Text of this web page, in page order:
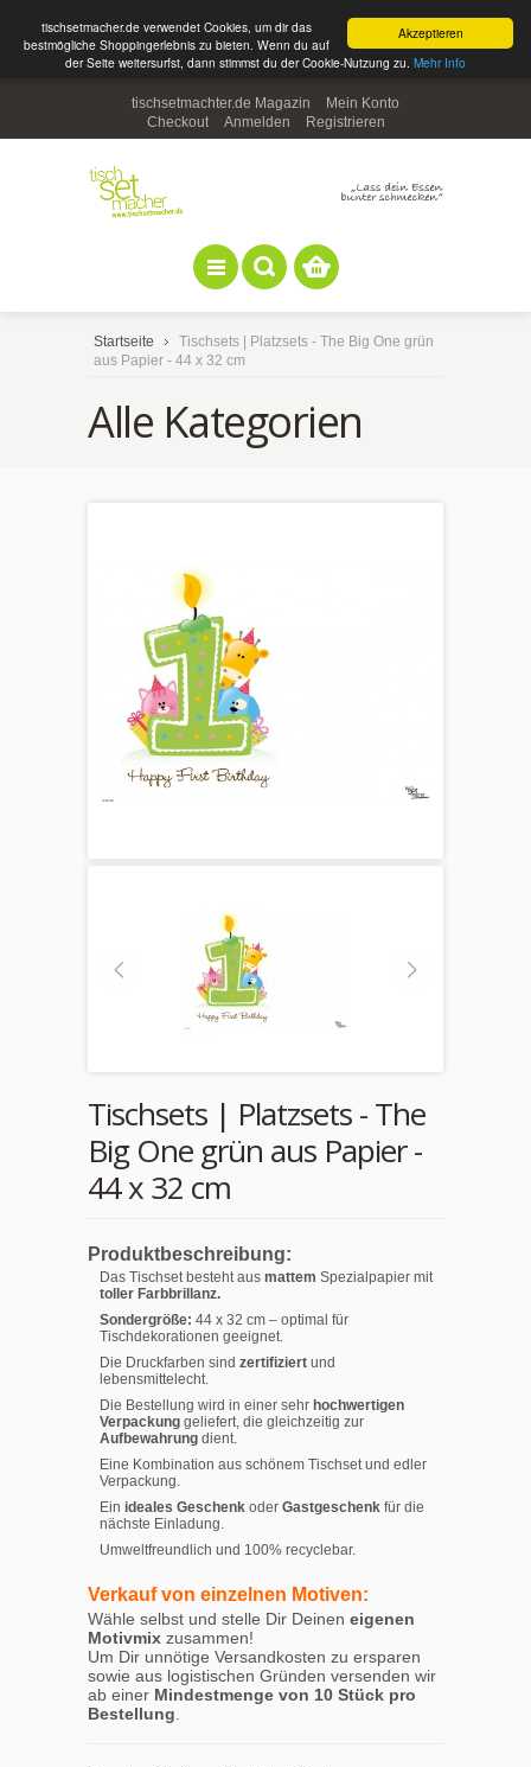
Akzeptieren
tischsetmacher.de verwendet Cookies, um dir das
bestmögliche Shoppingerlebnis zu bieten. Wenn du auf
der Seite weitersurfst, dann stimmst du der Cookie-Nutzung zu. Mehr Info
tischsetmachter.de Magazin
Mein Konto
Checkout
Anmelden Registrieren
Startseite
Tischsets | Platzsets - The Big One grün
aus Papier - 44 x 32 cm
Alle Kategorien
Tischsets | Platzsets - The
Big One grün aus Papier -
44 x 32 cm
Produktbeschreibung:
Das Tischset besteht aus mattem Spezialpapier mit
toller Farbbrillanz.
Sondergröße: 44 x 32 cm – optimal für
Tischdekorationen geeignet.
Die Druckfarben sind zertifiziert und
lebensmittelecht.
Die Bestellung wird in einer sehr hochwertigen
Verpackung geliefert, die gleichzeitig zur
Aufbewahrung dient.
Eine Kombination aus schönem Tischset und edler
Verpackung.
Ein ideales Geschenk oder Gastgeschenk für die
nächste Einladung.
Umweltfreundlich und 100% recyclebar.
Verkauf von einzelnen Motiven:
Wähle selbst und stelle Dir Deinen eigenen
Motivmix zusammen!
Um Dir unnötige Versandkosten zu ersparen
sowie aus logistischen Gründen versenden wir
ab einer Mindestmenge von 10 Stück pro
Bestellung.